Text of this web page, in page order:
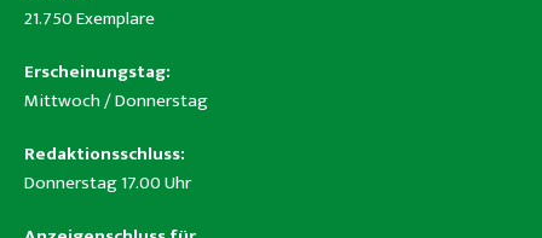
21.750 Exemplare
Erscheinungstag:
Mittwoch / Donnerstag
Redaktionsschluss:
Donnerstag 17.00 Uhr